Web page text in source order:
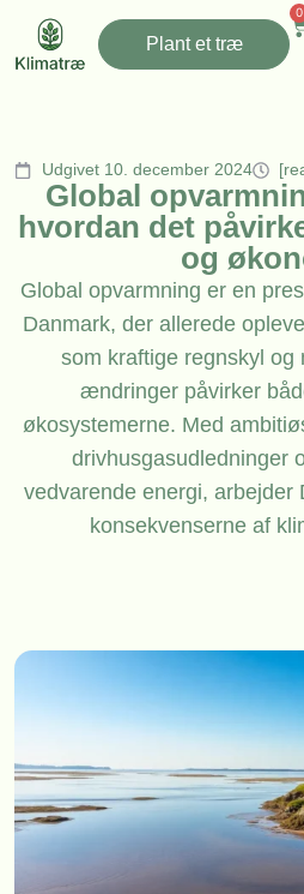
Plant et træ
0
Udgivet 10. december 2024
Global
hvordan det
og
Global opvarmning er en
Danmark, der allerede
som kraftige regnskyl og
ændringer påvirker
økosystemerne. Med
drivhusgasudledninger
vedvarende energi, arbejder
konsekvenserne af